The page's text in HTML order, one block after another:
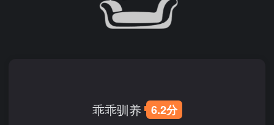
乖乖驯养 6.2分